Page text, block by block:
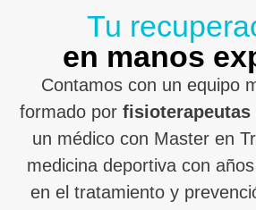
Tu
en manos
Contamos con un equipo
formado por fisioterapeutas
un médico con Master en
medicina deportiva con
en el tratamiento y